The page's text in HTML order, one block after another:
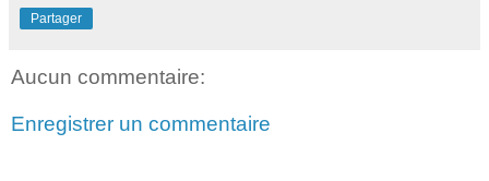
Partager
Aucun commentaire:
Enregistrer un commentaire